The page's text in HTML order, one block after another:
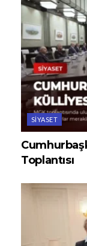
SIYASET
Toplantısı